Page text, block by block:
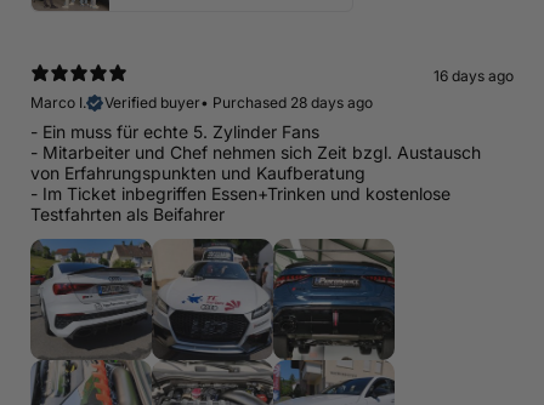
16 days ago
Marco I.
Verified buyer• Purchased 28 days ago
- Ein muss für echte 5. Zylinder Fans
- Mitarbeiter und Chef nehmen sich Zeit bzgl. Austausch
von Erfahrungspunkten und Kaufberatung
- Im Ticket inbegriffen Essen+Trinken und kostenlose
Testfahrten als Beifahrer